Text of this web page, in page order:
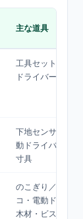
主な道具
工具セット・電動
ドライバー
下地センサー・電
動ドライバー・採
寸具
のこぎり／丸ノ
コ・電動ドリル・
木材・ビス